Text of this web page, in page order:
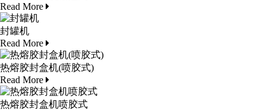
Read More
封罐机
Read More
热熔胶封盒机(喷胶式)
Read More
热熔胶封盒机喷胶式